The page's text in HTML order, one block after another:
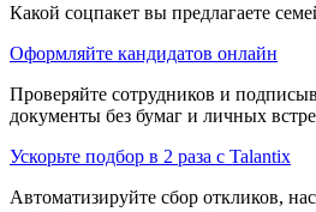
Какой соцпакет вы предлагаете
Оформляйте кандидатов онлайн
Проверяйте сотрудников и
документы без бумаг и личных
Ускорьте подбор в 2 раза с Talantix
Автоматизируйте сбор откликов,